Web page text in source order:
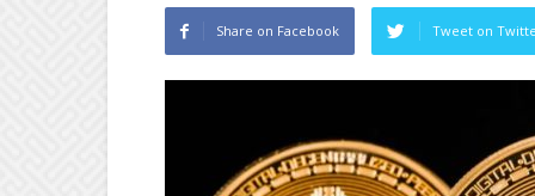
Share on Facebook Tweet on